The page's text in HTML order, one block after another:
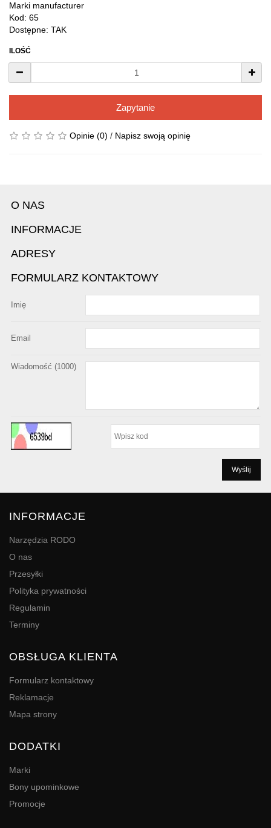
Marki manufacturer
Kod: 65
Dostępne: TAK
ILOŚĆ
Zapytanie
Opinie (0) / Napisz swoją opinię
O NAS
INFORMACJE
ADRESY
FORMULARZ KONTAKTOWY
Imię
Email
Wiadomość (1000)
INFORMACJE
Narzędzia RODO
O nas
Przesyłki
Polityka prywatności
Regulamin
Terminy
OBSŁUGA KLIENTA
Formularz kontaktowy
Reklamacje
Mapa strony
DODATKI
Marki
Bony upominkowe
Promocje